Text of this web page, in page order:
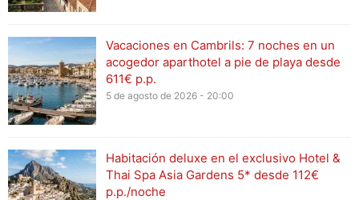
Vacaciones en Cambrils: 7 noches en un
acogedor aparthotel a pie de playa desde
611€ p.p.
5 de agosto de 2026 - 20:00
Habitación deluxe en el exclusivo Hotel &
Thai Spa Asia Gardens 5* desde 112€
p.p./noche